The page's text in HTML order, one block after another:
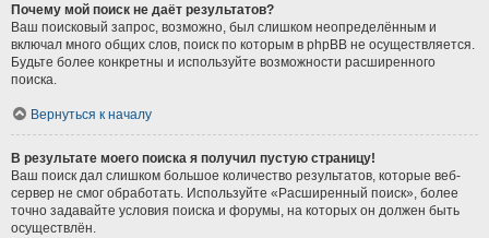
Почему мой поиск не даёт результатов?
Ваш поисковый запрос, возможно, был слишком неопределённым и
включал много общих слов, поиск по которым в phpBB не осуществляется.
Будьте более конкретны и используйте возможности расширенного
поиска.
Вернуться к началу
В результате моего поиска я получил пустую страницу!
Ваш поиск дал слишком большое количество результатов, которые веб-
сервер не смог обработать. Используйте «Расширенный поиск», более
точно задавайте условия поиска и форумы, на которых он должен быть
осуществлён.